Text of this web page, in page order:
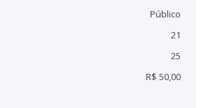
Público
21
25
R$ 50,00